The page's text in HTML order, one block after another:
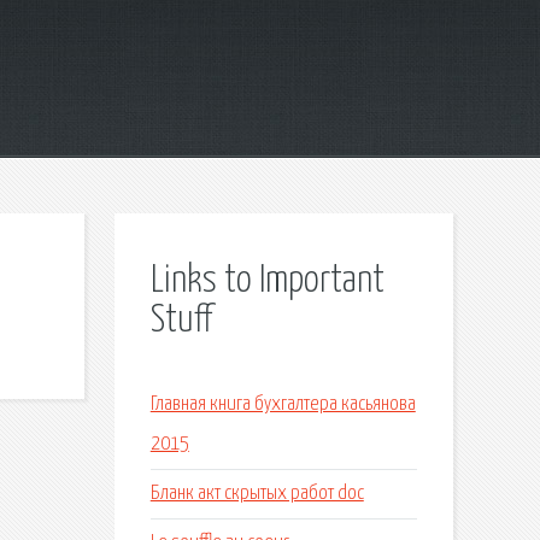
Links to Important
Stuff
Главная книга бухгалтера касьянова
2015
Бланк акт скрытых работ doc